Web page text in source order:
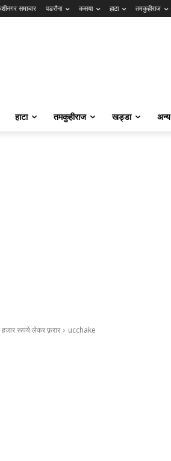
समाचार पडरौना कसया हाटा तमकुहीराज
हाटा तमकुहीराज खड्डा अन्य
हजार रूपये लेकर फ़रार ucchake